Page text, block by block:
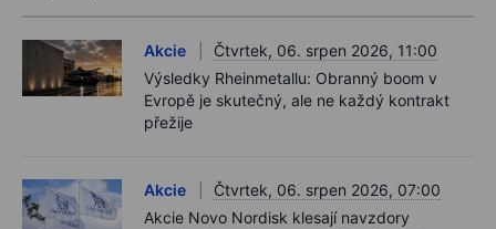
Akcie
Čtvrtek, 06. srpen 2026, 11:00
Výsledky Rheinmetallu: Obranný boom v
Evropě je skutečný, ale ne každý kontrakt
přežije
Akcie
Čtvrtek, 06. srpen 2026, 07:00
Akcie Novo Nordisk klesají navzdory